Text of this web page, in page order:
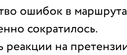
ошибок в
сократилось.
реакции на